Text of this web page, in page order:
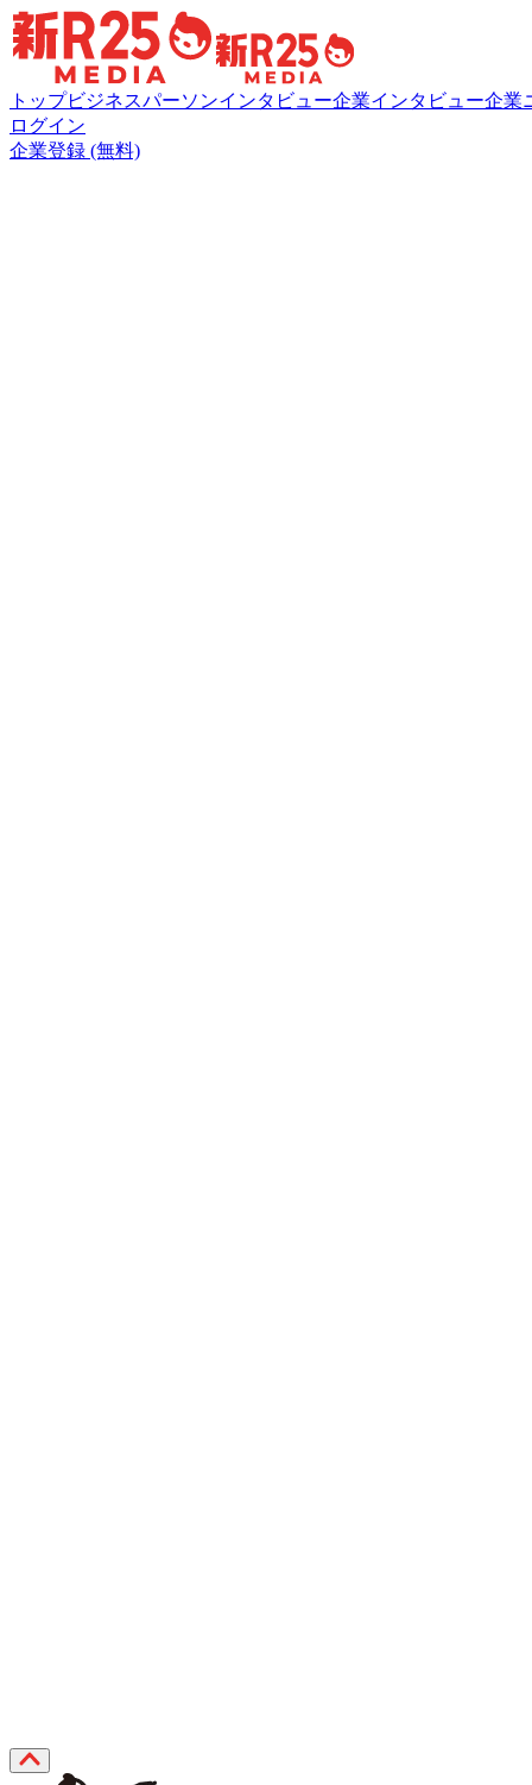
トップビジネスパーソンインタビュー企業インタビュー企業
ログイン
企業登録 (無料)